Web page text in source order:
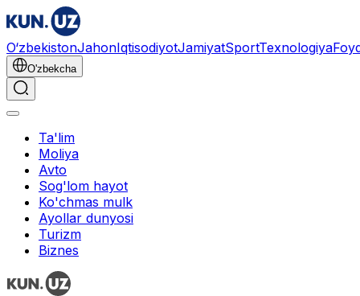
O‘zbekistonJahonIqtisodiyotJamiyatSportTexnologiya
O'zbekcha
Ta'lim
Moliya
Avto
Sog'lom hayot
Ko'chmas mulk
Ayollar dunyosi
Turizm
Biznes